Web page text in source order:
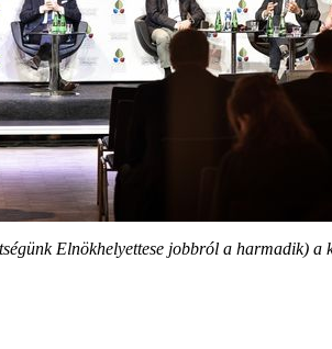
Elnökhelyettese jobbról a harmadik) a